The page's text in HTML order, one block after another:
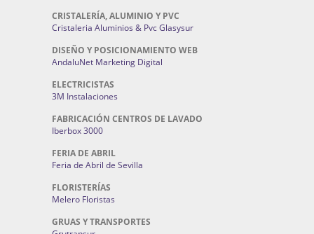
CRISTALERÍA, ALUMINIO Y PVC
Cristaleria Aluminios & Pvc Glasysur
DISEÑO Y POSICIONAMIENTO WEB
AndaluNet Marketing Digital
ELECTRICISTAS
3M Instalaciones
FABRICACIÓN CENTROS DE LAVADO
Iberbox 3000
FERIA DE ABRIL
Feria de Abril de Sevilla
FLORISTERÍAS
Melero Floristas
GRUAS Y TRANSPORTES